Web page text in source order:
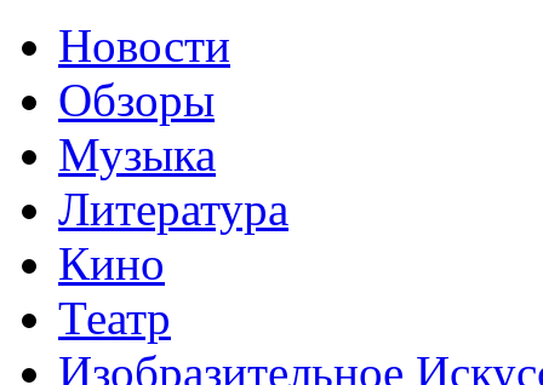
Новости
Обзоры
Музыка
Литература
Кино
Театр
Изобразительное